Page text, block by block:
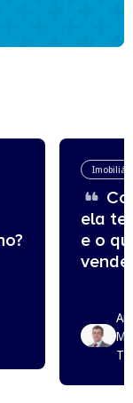
ela
e o